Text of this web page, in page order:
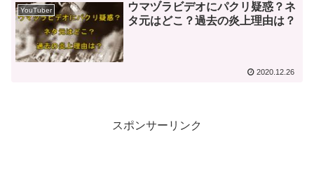
YouTuber
ウマヅラビデオにパクリ疑惑？ネ
タ元はどこ？過去の炎上理由は？
2020.12.26
スポンサーリンク